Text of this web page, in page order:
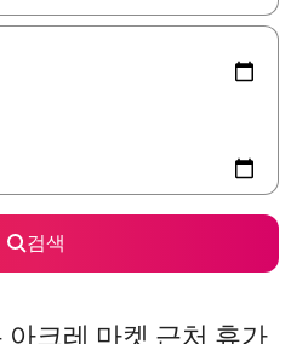
검색
아크레 마켓 근처 휴가